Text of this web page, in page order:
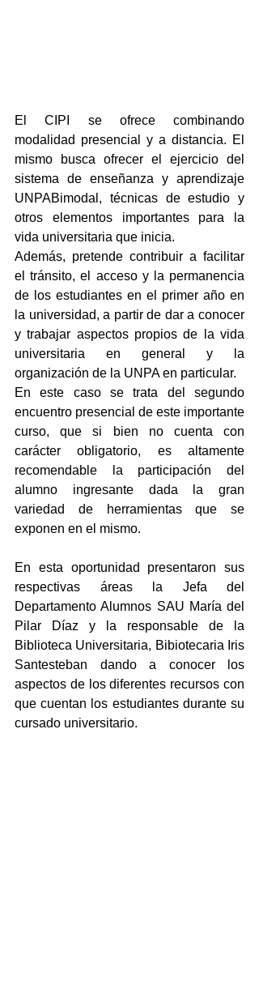
El CIPI se ofrece combinando
modalidad presencial y a distancia. El
mismo busca ofrecer el ejercicio del
sistema de enseñanza y aprendizaje
UNPABimodal, técnicas de estudio y
otros elementos importantes para la
vida universitaria que inicia.
Además, pretende contribuir a facilitar
el tránsito, el acceso y la permanencia
de los estudiantes en el primer año en
la universidad, a partir de dar a conocer
y trabajar aspectos propios de la vida
universitaria en general y la
organización de la UNPA en particular.
En este caso se trata del segundo
encuentro presencial de este importante
curso, que si bien no cuenta con
carácter obligatorio, es altamente
recomendable la participación del
alumno ingresante dada la gran
variedad de herramientas que se
exponen en el mismo.
En esta oportunidad presentaron sus
respectivas áreas la Jefa del
Departamento Alumnos SAU María del
Pilar Díaz y la responsable de la
Biblioteca Universitaria, Bibiotecaria Iris
Santesteban dando a conocer los
aspectos de los diferentes recursos con
que cuentan los estudiantes durante su
cursado universitario.